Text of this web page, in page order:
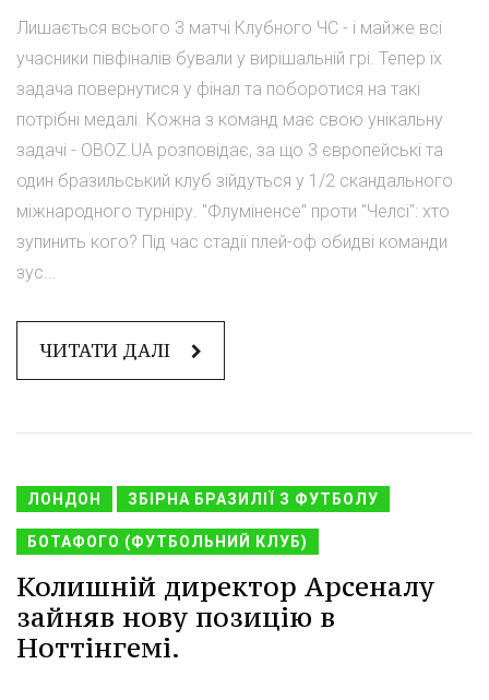
Лишається всього 3 матчі Клубного ЧС - і майже всі
учасники півфіналів бували у вирішальній грі. Тепер їх
задача повернутися у фінал та поборотися на такі
потрібні медалі. Кожна з команд має свою унікальну
задачі - OBOZ.UA розповідає, за що 3 європейські та
один бразильський клуб зійдуться у 1/2 скандального
міжнародного турніру. "Флуміненсе" проти "Челсі": хто
зупинить кого? Під час стадії плей-оф обидві команди
зус...
ЧИТАТИ ДАЛІ
ЛОНДОН ЗБІРНА БРАЗИЛІЇ З ФУТБОЛУ
БОТАФОГО (ФУТБОЛЬНИЙ КЛУБ)
Колишній директор Арсеналу
зайняв нову позицію в
Ноттінгемі.